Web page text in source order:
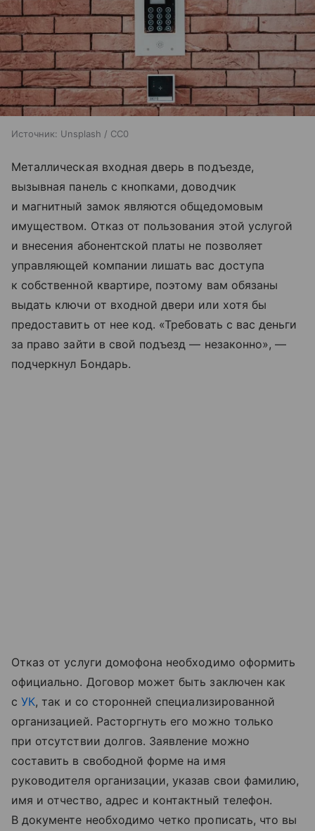
Источник: Unsplash / CC0
Металлическая входная дверь в подъезде,
вызывная панель с кнопками, доводчик
и магнитный замок являются общедомовым
имуществом. Отказ от пользования этой услугой
и внесения абонентской платы не позволяет
управляющей компании лишать вас доступа
к собственной квартире, поэтому вам обязаны
выдать ключи от входной двери или хотя бы
предоставить от нее код. «Требовать с вас деньги
за право зайти в свой подъезд — незаконно», —
подчеркнул Бондарь.
Отказ от услуги домофона необходимо оформить
официально. Договор может быть заключен как
сУК, так и со сторонней специализированной
организацией. Расторгнуть его можно только
при отсутствии долгов. Заявление можно
составить в свободной форме на имя
руководителя организации, указав свои фамилию,
имя и отчество, адрес и контактный телефон.
В документе необходимо четко прописать, что вы